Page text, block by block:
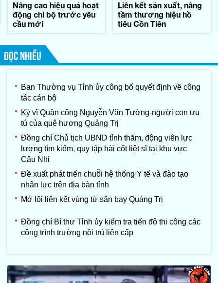
Nâng cao hiệu quả hoạt
động chi bộ trước yêu
cầu mới
Liên kết sản xuất, nâng
tầm thương hiệu hồ
tiêu Cồn Tiên
ĐỌC NHIỀU
Ban Thường vụ Tỉnh ủy công bố quyết định về công
tác cán bộ
Kỳ vĩ Quận công Nguyễn Văn Tường-người con ưu
tú của quê hương Quảng Trị
Đồng chí Chủ tịch UBND tỉnh thăm, động viên lực
lượng tìm kiếm, quy tập hài cốt liệt sĩ tại khu vực
Câu Nhi
Đề xuất phát triển chuỗi hệ thống Y tế và đào tạo
nhân lực trên địa bàn tỉnh
Mở lối liên kết vùng từ sân bay Quảng Trị
Đồng chí Bí thư Tỉnh ủy kiểm tra tiến độ thi công các
công trình trường nội trú liên cấp